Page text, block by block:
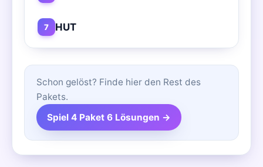
7 HUT
Schon gelöst? Finde hier den Rest des
Pakets.
Spiel 4 Paket 6 Lösungen →